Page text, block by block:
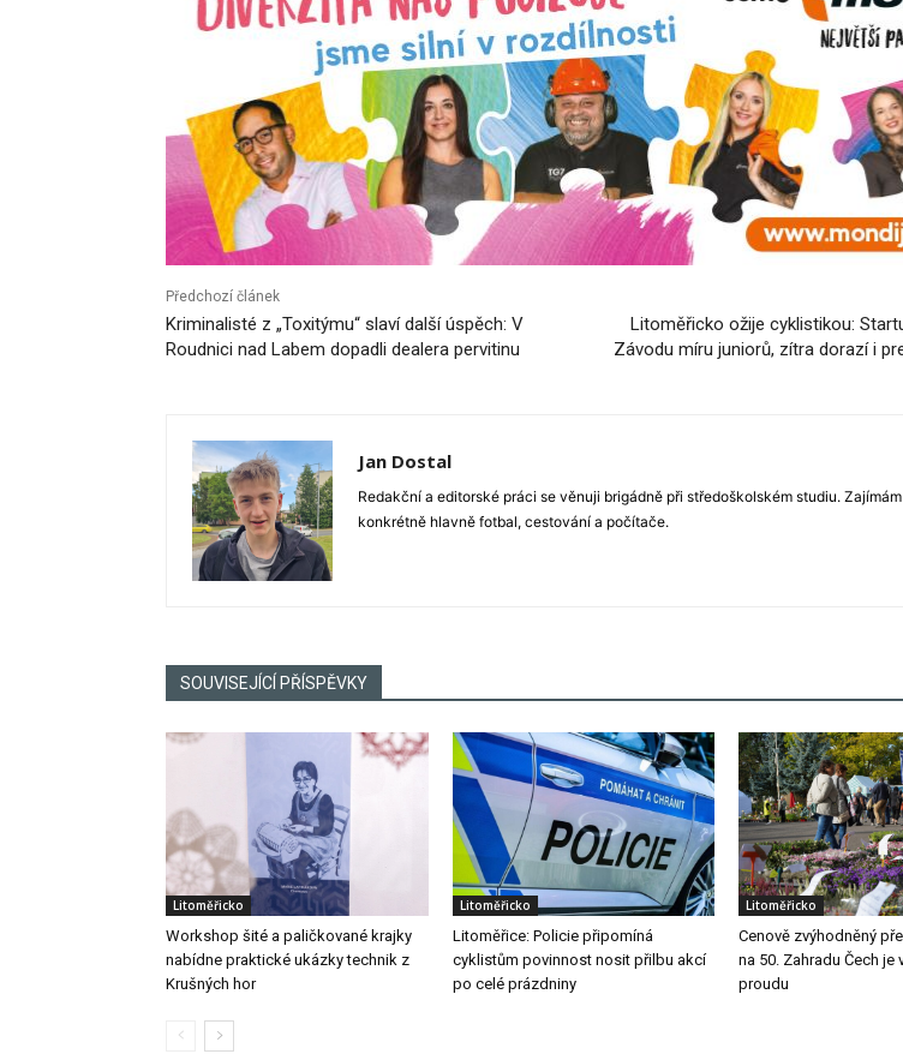
Předchozí článek
Kriminalisté z „Toxitýmu“ slaví další úspěch: V
Roudnici nad Labem dopadli dealera pervitinu
Litoměřicko ožije cyklistikou:
Závodu míru juniorů, zítra dorazí i
Jan Dostal
Redakční a editorské práci se věnuji brigádně při středoškolském studiu. Zajímám
konkrétně hlavně fotbal, cestování a počítače.
SOUVISEJÍCÍ PŘÍSPĚVKY
Litoměřicko
Workshop šité a paličkované krajky
nabídne praktické ukázky technik z
Krušných hor
Litoměřicko
Litoměřice: Policie připomíná
cyklistům povinnost nosit přilbu akcí
po celé prázdniny
Litoměřicko
Cenově zvýhodněný
na 50. Zahradu Čech je
proudu